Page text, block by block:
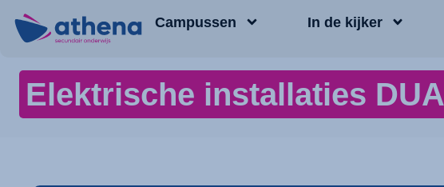
Campussen In de kijker
Elektrische installaties